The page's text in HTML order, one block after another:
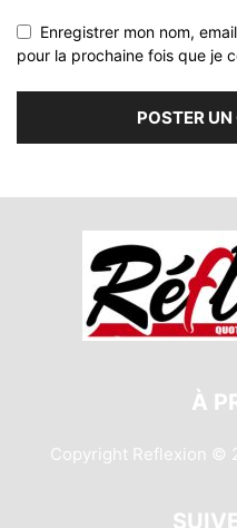
Enregistrer mon nom,
pour la prochaine fois que je
À
Copyright Reflexion ©